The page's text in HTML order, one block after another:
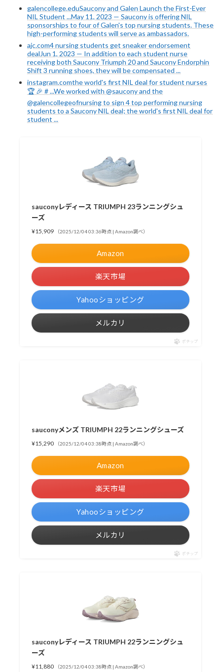
galencollege.eduSaucony and Galen Launch the First-Ever
NIL Student ...May 11, 2023 — Saucony is offering NIL
sponsorships to four of Galen's top nursing students. These
high-performing students will serve as ambassadors.
ajc.com4 nursing students get sneaker endorsement
dealJun 1, 2023 — In addition to each student nurse
receiving both Saucony Triumph 20 and Saucony Endorphin
Shift 3 running shoes, they will be compensated ...
instagram.comthe world's first NIL deal for student nurses
🏆 🎉 # ...We worked with @saucony and the
@galencollegeofnursing to sign 4 top performing nursing
students to a Saucony NIL deal; the world's first NIL deal for
student ...
sauconyレディース TRIUMPH 23ランニングシュ
ーズ
¥15,909 （2025/12/04 03:36時点 | Amazon調べ）
Amazon
楽天市場
Yahooショッピング
メルカリ
ポチップ
sauconyメンズ TRIUMPH 22ランニングシューズ
¥15,290 （2025/12/04 03:38時点 | Amazon調べ）
Amazon
楽天市場
Yahooショッピング
メルカリ
ポチップ
sauconyレディース TRIUMPH 22ランニングシュ
ーズ
¥11,880 （2025/12/04 03:38時点 | Amazon調べ）